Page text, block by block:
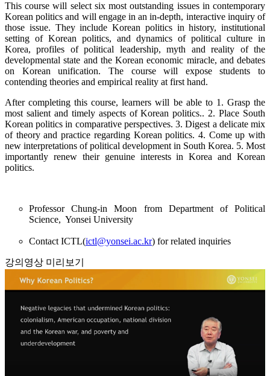
This course will select six most outstanding issues in contemporary
Korean politics and will engage in an in-depth, interactive inquiry of
those issue. They include Korean politics in history, institutional
setting of Korean politics, and dynamics of political culture in
Korea, profiles of political leadership, myth and reality of the
developmental state and the Korean economic miracle, and debates
on Korean unification. The course will expose students to
contending theories and empirical reality at first hand.
After completing this course, learners will be able to 1. Grasp the
most salient and timely aspects of Korean politics.. 2. Place South
Korean politics in comparative perspectives. 3. Digest a delicate mix
of theory and practice regarding Korean politics. 4. Come up with
new interpretations of political development in South Korea. 5. Most
importantly renew their genuine interests in Korea and Korean
politics.
Professor Chung-in Moon from Department of Political
Science, Yonsei University
Contact ICTL(ictl@yonsei.ac.kr) for related inquiries
강의영상 미리보기